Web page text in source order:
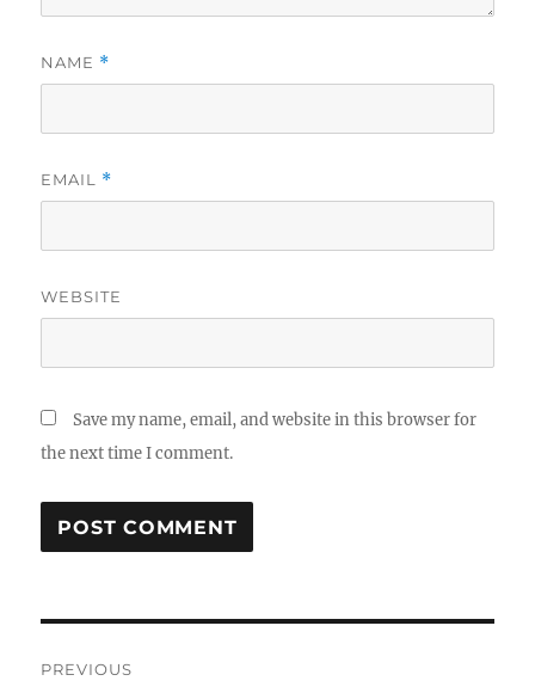
NAME *
EMAIL *
WEBSITE
Save my name, email, and website in this browser for
the next time I comment.
PREVIOUS